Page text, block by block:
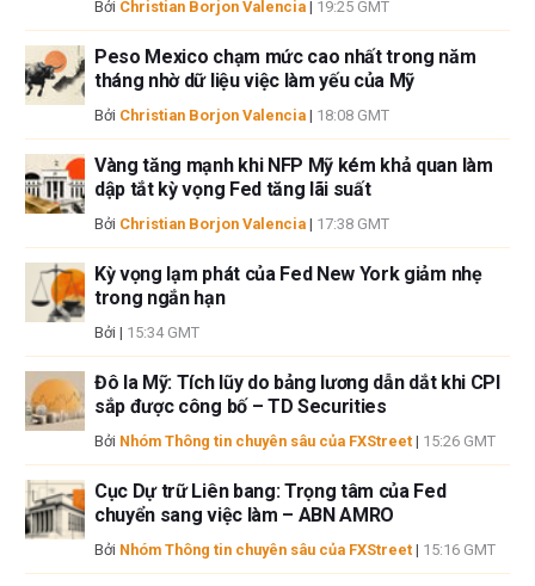
tin này. FXStreet và tác giả sẽ không chịu trách nhiệm về bất kỳ sai sót,
thông tin này và việc hiển thị hoặc sử dụng thông tin này. Ngoại trừ các
lỗi và thiếu sót.
Tác giả và FXStreet không phải là các cố vấn đầu tư đã đăng ký và không
Bởi Christian Borjon Valencia | 19:25 GMT
Peso Mexico chạm mức cao nhất trong năm
tháng nhờ dữ liệu việc làm yếu của Mỹ
Bởi Christian Borjon Valencia | 18:08 GMT
Vàng tăng mạnh khi NFP Mỹ kém khả quan làm
dập tắt kỳ vọng Fed tăng lãi suất
Bởi Christian Borjon Valencia | 17:38 GMT
Kỳ vọng lạm phát của Fed New York giảm nhẹ
trong ngắn hạn
Bởi | 15:34 GMT
Đô la Mỹ: Tích lũy do bảng lương dẫn dắt khi CPI
sắp được công bố – TD Securities
Bởi Nhóm Thông tin chuyên sâu của FXStreet | 15:26 GMT
Cục Dự trữ Liên bang: Trọng tâm của Fed
chuyển sang việc làm – ABN AMRO
Bởi Nhóm Thông tin chuyên sâu của FXStreet | 15:16 GMT